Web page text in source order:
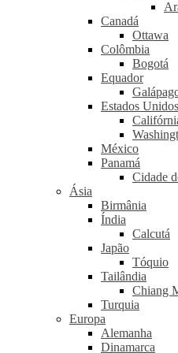
Canadá
Ottawa
Colômbia
Bogotá
Equador
Estados Unidos
México
Panamá
Cidade
Ásia
Birmânia
Índia
Calcutá
Japão
Tóquio
Tailândia
Chiang
Turquia
Europa
Alemanha
Dinamarca